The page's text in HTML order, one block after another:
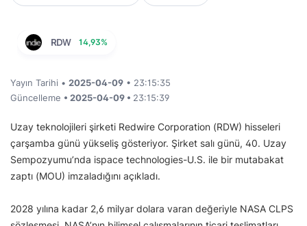
RDW 14,93%
Yayın Tarihi • 2025-04-09 • 23:15:35
Güncelleme • 2025-04-09 • 23:15:39
Uzay teknolojileri şirketi Redwire Corporation (RDW) hisseleri
çarşamba günü yükseliş gösteriyor. Şirket salı günü, 40. Uzay
Sempozyumu’nda ispace technologies-U.S. ile bir mutabakat
zaptı (MOU) imzaladığını açıkladı.
2028 yılına kadar 2,6 milyar dolara varan değeriyle NASA CLPS